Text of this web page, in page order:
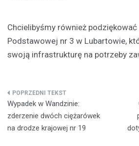
Chcielibyśmy również podziękować
Podstawowej nr 3 w Lubartowie,
swoją infrastrukturę na potrzeby
Nawigacja
wpisu
Wypadek w Wandzinie:
zderzenie dwóch ciężarówek
na drodze krajowej nr 19